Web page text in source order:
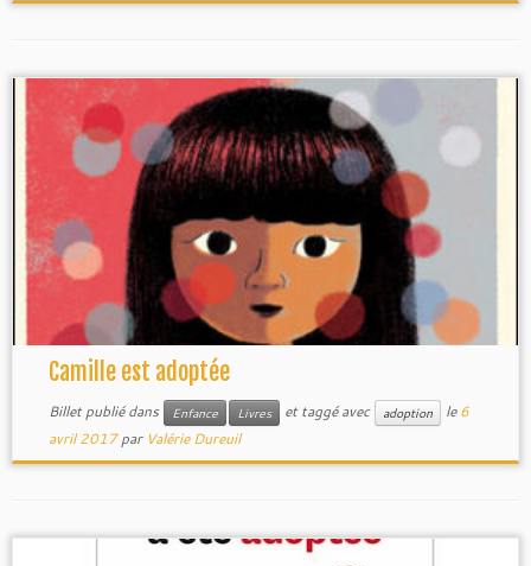
Camille est adoptée
Billet publié dans Enfance Livres et taggé avec adoption le6
avril 2017 par Valérie Dureuil